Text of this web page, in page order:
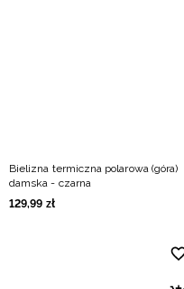
Bielizna termiczna polarowa (góra)
damska - czarna
129,99 zł